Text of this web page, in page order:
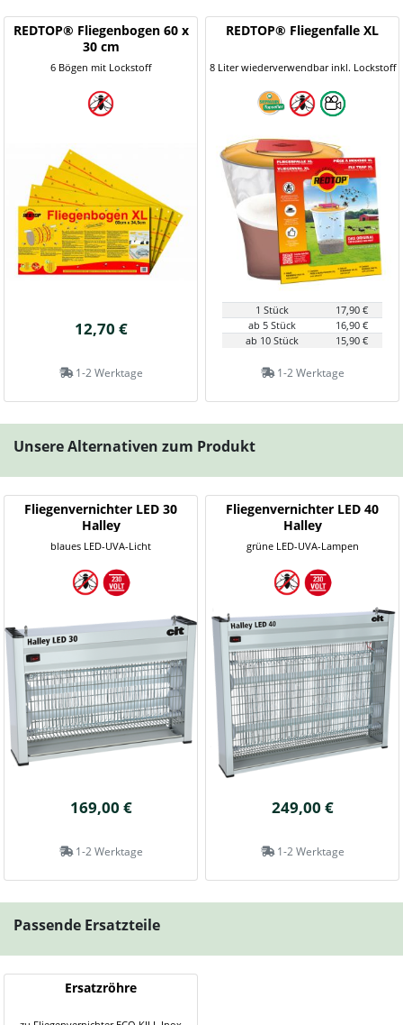
REDTOP® Fliegenbogen 60 x
30 cm
6 Bögen mit Lockstoff
12,70 €
1-2 Werktage
REDTOP® Fliegenfalle XL
8 Liter wiederverwendbar inkl. Lockstoff
1 Stück
17,90 €
ab 5 Stück
16,90 €
ab 10 Stück
15,90 €
1-2 Werktage
Unsere Alternativen zum Produkt
Fliegenvernichter LED 30
Halley
blaues LED-UVA-Licht
169,00 €
1-2 Werktage
Fliegenvernichter LED 40
Halley
grüne LED-UVA-Lampen
249,00 €
1-2 Werktage
Passende Ersatzteile
Ersatzröhre